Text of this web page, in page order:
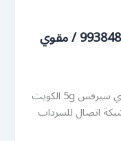
رقم مقوي شبكة 5g القرين / 99384888 / مقوي
رقم مقوي شبكة 5g القرين الكويت مقوي سيرفس 5g الكويت
اتصال للسرداب